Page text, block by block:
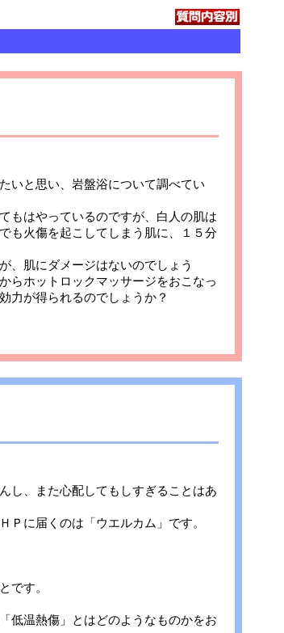
いと思い、岩盤浴について調べてい
もはやっているのですが、白人の肌は
も火傷を起こしてしまう肌に、１５分
、肌にダメージはないのでしょう
らホットロックマッサージをおこなっ
力が得られるのでしょうか？
し、また心配してもしすぎることはあ
Ｐに届くのは「ウエルカム」です。
です。
低温熱傷」とはどのようなものかをお